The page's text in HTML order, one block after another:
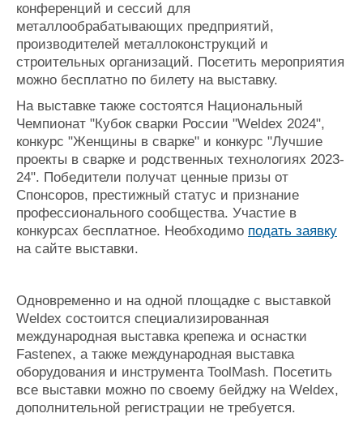
конференций и сессий для
металлообрабатывающих предприятий,
производителей металлоконструкций и
строительных организаций. Посетить мероприятия
можно бесплатно по билету на выставку.
На выставке также состоятся Национальный
Чемпионат "Кубок сварки России "Weldex 2024",
конкурс "Женщины в сварке" и конкурс "Лучшие
проекты в сварке и родственных технологиях 2023-
24". Победители получат ценные призы от
Спонсоров, престижный статус и признание
профессионального сообщества. Участие в
конкурсах бесплатное. Необходимо подать заявку
на сайте выставки.
Одновременно и на одной площадке с выставкой
Weldex состоится специализированная
международная выставка крепежа и оснастки
Fastenex, а также международная выставка
оборудования и инструмента ToolMash. Посетить
все выставки можно по своему бейджу на Weldex,
дополнительной регистрации не требуется.